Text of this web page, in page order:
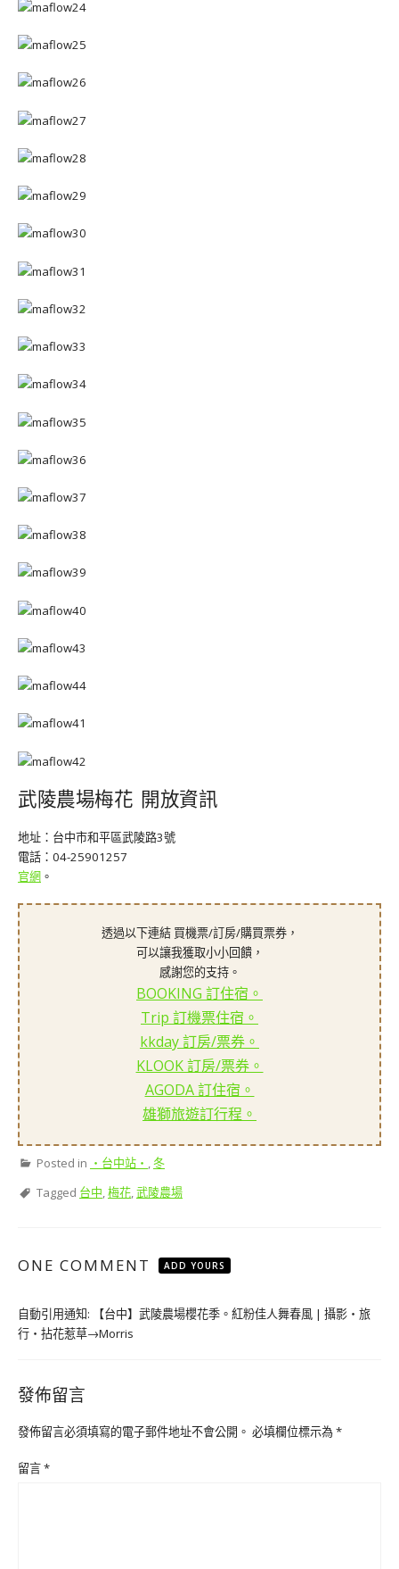
武陵農場梅花 開放資訊
地址：台中市和平區武陵路3號
電話：04-25901257
官網 。
透過以下連結 買機票/訂房/購買票券，
可以讓我獲取小小回饋，
感謝您的支持。
BOOKING 訂住宿。
Trip 訂機票住宿。
kkday 訂房/票券。
KLOOK 訂房/票券。
AGODA 訂住宿。
雄獅旅遊訂行程。
Posted in ‧台中站‧ ,冬
Tagged 台中,梅花,武陵農場
ONE COMMENT ADD YOURS
自動引用通知:
【台中】武陵農場櫻花季。紅粉佳人舞春風 | 攝影‧旅
行‧拈花惹草→Morris
發佈留言
發佈留言必須填寫的電子郵件地址不會公開。 必填欄位標示為*
留言*